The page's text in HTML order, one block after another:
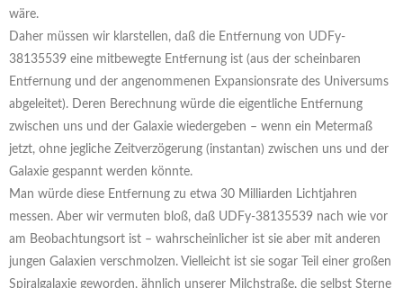
wäre.
Daher müssen wir klarstellen, daß die Entfernung von UDFy-
38135539 eine mitbewegte Entfernung ist (aus der scheinbaren
Entfernung und der angenommenen Expansionsrate des Universums
abgeleitet). Deren Berechnung würde die eigentliche Entfernung
zwischen uns und der Galaxie wiedergeben – wenn ein Metermaß
jetzt, ohne jegliche Zeitverzögerung (instantan) zwischen uns und der
Galaxie gespannt werden könnte.
Man würde diese Entfernung zu etwa 30 Milliarden Lichtjahren
messen. Aber wir vermuten bloß, daß UDFy-38135539 nach wie vor
am Beobachtungsort ist – wahrscheinlicher ist sie aber mit anderen
jungen Galaxien verschmolzen. Vielleicht ist sie sogar Teil einer großen
Spiralgalaxie geworden, ähnlich unserer Milchstraße, die selbst Sterne